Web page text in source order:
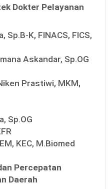
Dokter Pelayanan
Sp.B-K, FINACS, FICS,
Askandar, Sp.OG
Prastiwi, MKM,
Sp.OG
KEC, M.Biomed
Percepatan
Daerah